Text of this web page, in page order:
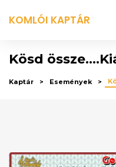
KOMLÓI KAPTÁR
Kösd
Kaptár Események